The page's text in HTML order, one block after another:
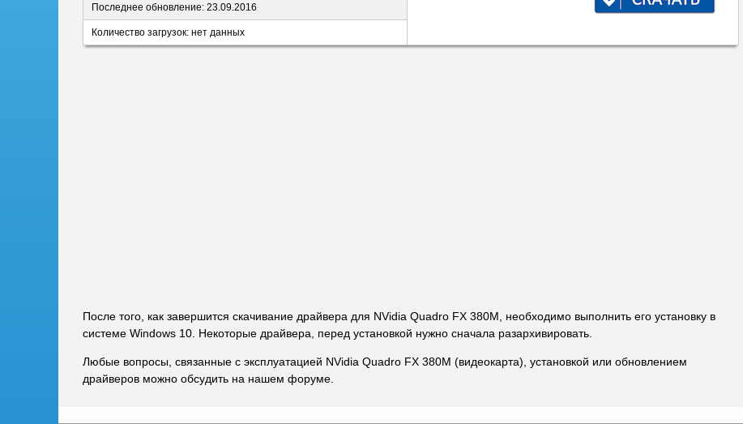
Последнее обновление: 23.09.2016
Количество загрузок: нет данных
После того, как завершится скачивание драйвера для NVidia Quadro FX 380M, необходимо выполнить его установку в
системе Windows 10. Некоторые драйвера, перед установкой нужно сначала разархивировать.
Любые вопросы, связанные с эксплуатацией NVidia Quadro FX 380M (видеокарта), установкой или обновлением
драйверов можно обсудить на нашем форуме.